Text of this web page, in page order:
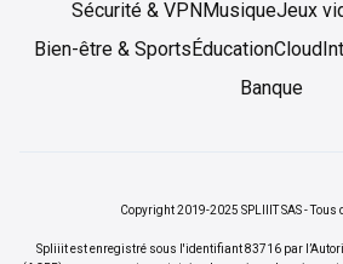
Sécurité & VPNMusiqueJeux
Bien-être & SportsÉducationCloud
Banque
Copyright 2019-2025 SPLIIIT SAS -
Spliiit est enregistré sous l'identifiant 83716 par